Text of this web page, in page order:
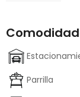
Parrilla